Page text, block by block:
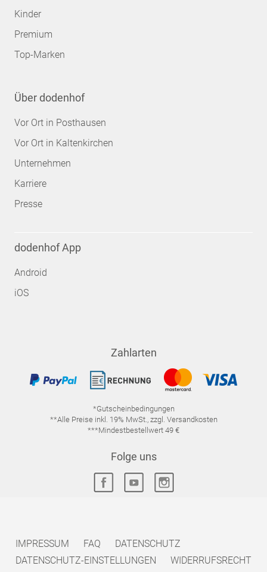
Kinder
Premium
Top-Marken
Über dodenhof
Vor Ort in Posthausen
Vor Ort in Kaltenkirchen
Unternehmen
Karriere
Presse
dodenhof App
Android
iOS
Zahlarten
*Gutscheinbedingungen
**Alle Preise inkl. 19% MwSt., zzgl. Versandkosten
***Mindestbestellwert 49 €
Folge uns
IMPRESSUM FAQ
DATENSCHUTZ
DATENSCHUTZ-EINSTELLUNGEN
WIDERRUFSRECHT